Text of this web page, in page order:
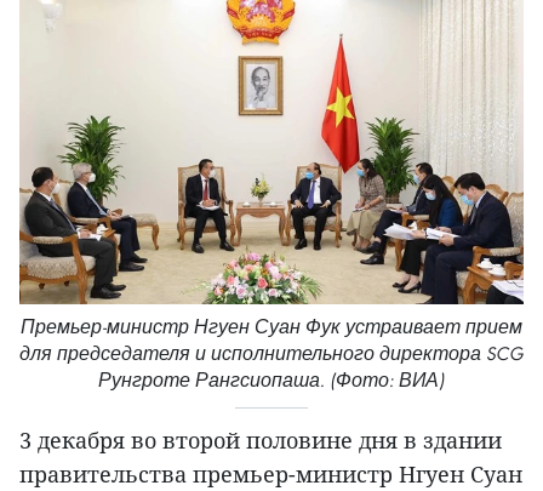
Премьер-министр Нгуен Суан Фук устраивает прием
для председателя и исполнительного директора SCG
Рунгроте Рангсиопаша. (Фото: ВИА)
3 декабря во второй половине дня в здании
правительства премьер-министр Нгуен Суан